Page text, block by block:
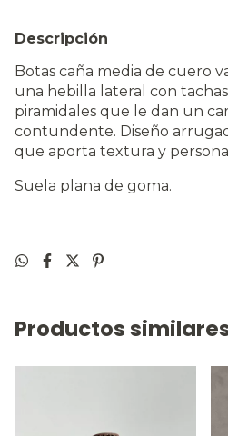
Descripción
Botas caña media de cuero
una hebilla lateral con
piramidales que le dan un
contundente. Diseño
que aporta textura y
Suela plana de goma.
Productos